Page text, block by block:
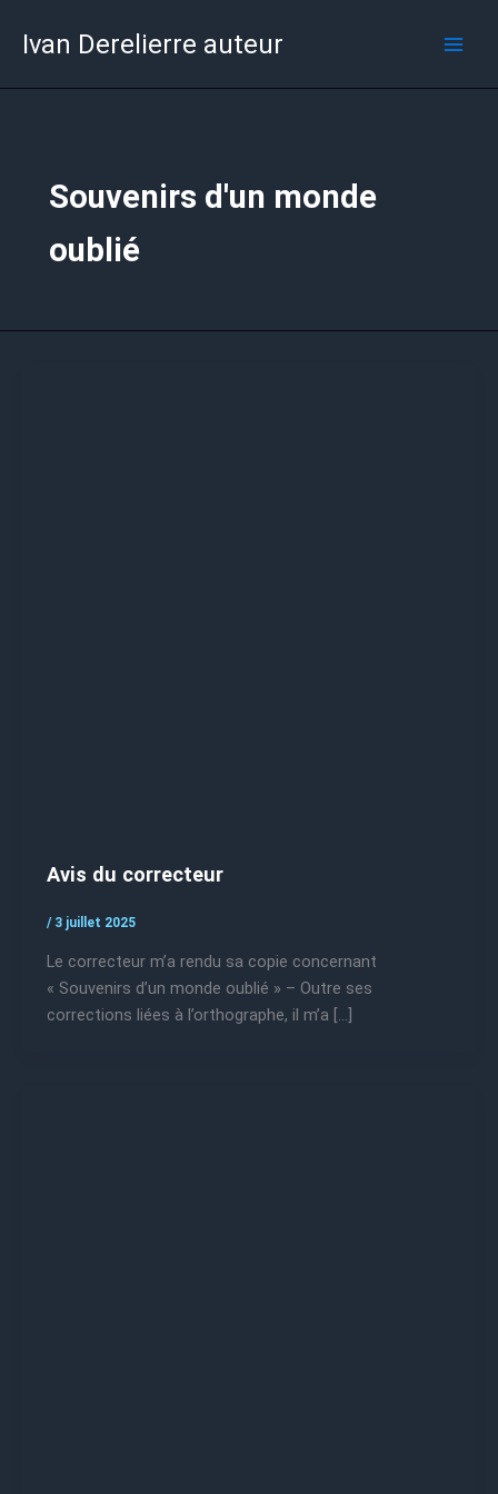
Ivan Derelierre auteur
Souvenirs d'un monde
oublié
Avis du correcteur
/ 3 juillet 2025
Le correcteur m’a rendu sa copie concernant
« Souvenirs d’un monde oublié » – Outre ses
corrections liées à l’orthographe, il m’a […]